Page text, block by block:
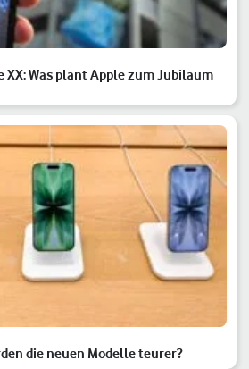
XX: Was plant Apple zum Jubiläum
die neuen Modelle teurer?